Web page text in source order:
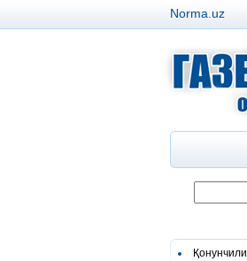
Norma.uz